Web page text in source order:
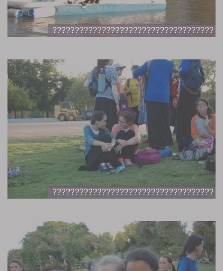
????????????????????????????????????
????????????????????????????????????